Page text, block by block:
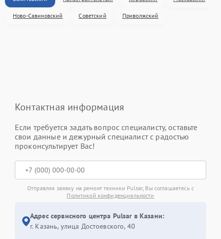
Ново-Савиновский Советский Приволжский
Контактная информация
Если требуется задать вопрос специалисту, оставьте
свои данные и дежурный специалист с радостью
проконсультирует Вас!
Отправляя заявку на ремонт техники Pulsar, Вы соглашаетесь с
Политикой конфиденциальности
Адрес сервисного центра Pulsar в Казани:
г. Казань, улица Достоевского, 40